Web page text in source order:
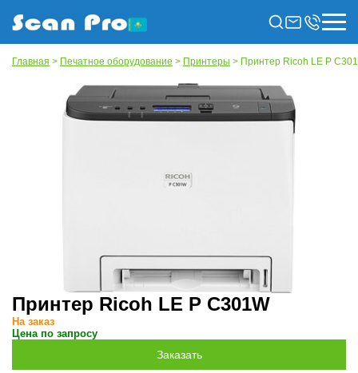
Главная > Печатное оборудование > Принтеры > Принтер Ricoh LE P
Принтер Ricoh LE P C301W
На заказ
Цена по запросу